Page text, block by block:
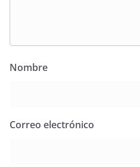
Nombre
Correo electrónico